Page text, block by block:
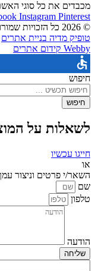
מכבדים את כל סוגי
Instagram Pinterest
© 2026 כל הזכויות שמורות - זיו אור תכשיטים
טופיק מדיה בניית אתרים
Webby קידום אתרים
חיפוש
חיפוש
לשאלות על
חייגו עכשיו
או
השאר/י פרטים וניצור
שם
טלפון
הודעה
שליחה